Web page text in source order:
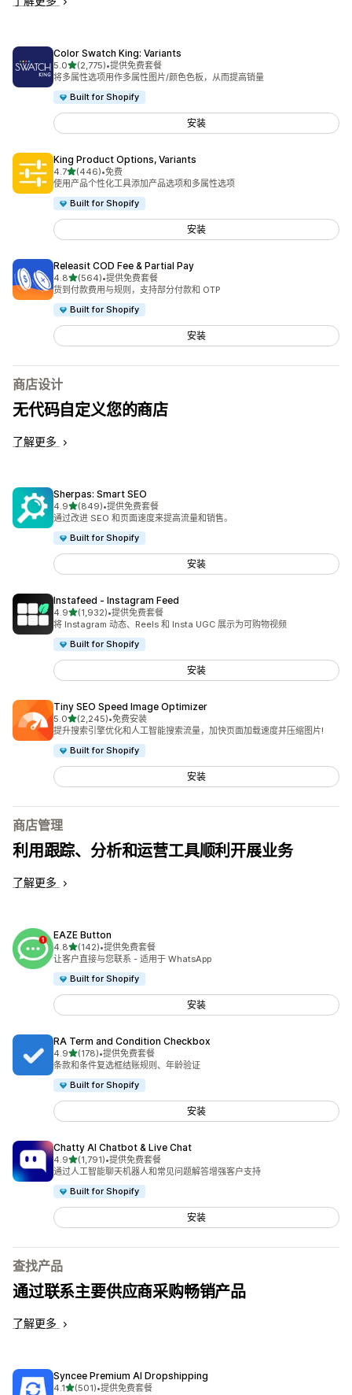
Color Swatch King: Variants
5.0星（满分 5 星）
(2,775)
总共 2775 条评论
•提供免费套餐
将多属性选项用作多属性图片/颜色色板，从而提高销量
Built for Shopify
安装
King Product Options, Variants
4.7星（满分 5 星）
(446)
总共 446 条评论
•免费
使用产品个性化工具添加产品选项和多属性选项
Built for Shopify
安装
Releasit COD Fee & Partial Pay
4.8星（满分 5 星）
(564)
总共 564 条评论
•提供免费套餐
货到付款费用与规则，支持部分付款和 OTP
Built for Shopify
安装
商店设计
无代码自定义您的商店
了解更多
Sherpas: Smart SEO
4.9星（满分 5 星）
(849)
总共 849 条评论
•提供免费套餐
通过改进 SEO 和页面速度来提高流量和销售。
Built for Shopify
安装
Instafeed ‑ Instagram Feed
4.9星（满分 5 星）
(1,932)
总共 1932 条评论
•提供免费套餐
将 Instagram 动态、Reels 和 Insta UGC 展示为可购物视频
Built for Shopify
安装
Tiny SEO Speed Image Optimizer
5.0星（满分 5 星）
(2,245)
总共 2245 条评论
•免费安装
提升搜索引擎优化和人工智能搜索流量，加快页面加载速度并压缩图片!
Built for Shopify
安装
商店管理
利用跟踪、分析和运营工具顺利开展业务
了解更多
EAZE Button
4.8星（满分 5 星）
(142)
总共 142 条评论
•提供免费套餐
让客户直接与您联系 - 适用于 WhatsApp
Built for Shopify
安装
RA Term and Condition Checkbox
4.9星（满分 5 星）
(178)
总共 178 条评论
•提供免费套餐
条款和条件复选框结账规则、年龄验证
Built for Shopify
安装
Chatty AI Chatbot & Live Chat
4.9星（满分 5 星）
(1,791)
总共 1791 条评论
•提供免费套餐
通过人工智能聊天机器人和常见问题解答增强客户支持
Built for Shopify
安装
查找产品
通过联系主要供应商采购畅销产品
了解更多
Syncee Premium AI Dropshipping
4.1星（满分 5 星）
(501)
总共 501 条评论
•提供免费套餐